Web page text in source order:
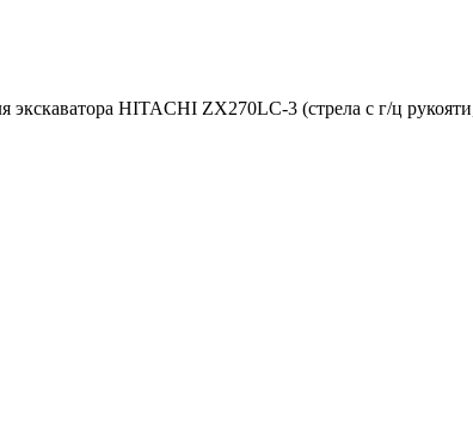
HITACHI ZX270LC-3 (стрела с г/ц